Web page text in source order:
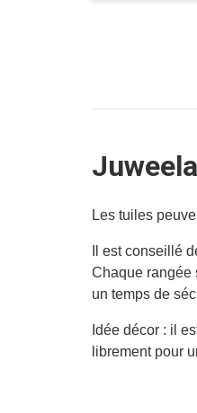
Les tuiles
Il est conseillé
Chaque rangée
un temps de
Idée décor : il
librement pour